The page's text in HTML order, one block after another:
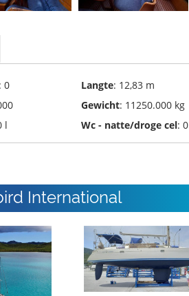
0 Langte: 12,83 m
Gewicht: 11250.000 kg
l Wc - natte/droge cel: 0
International